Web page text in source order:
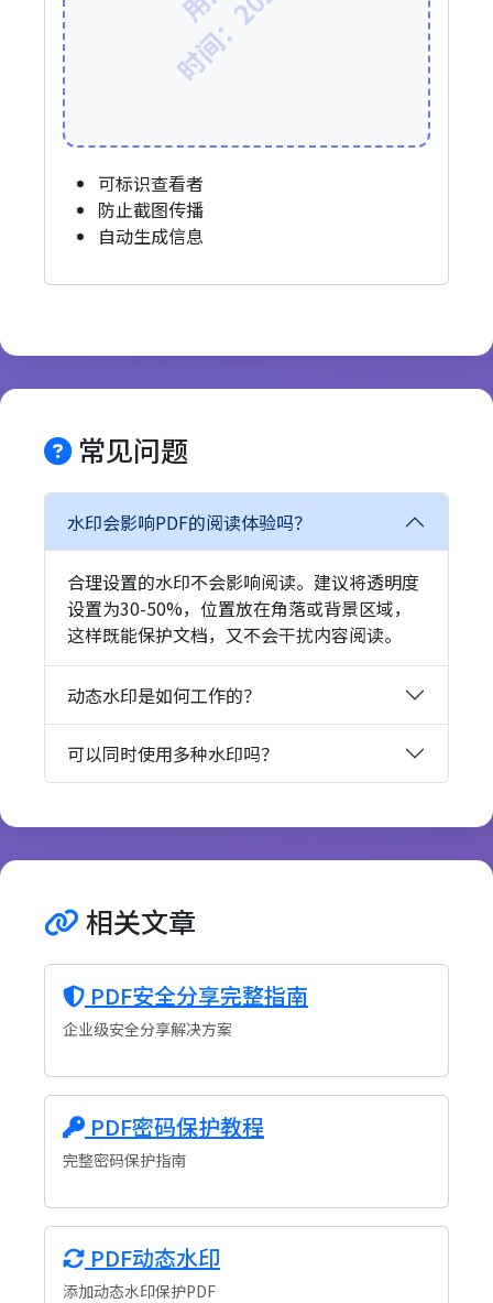
可标识查看者
防止截图传播
自动生成信息
常见问题
水印会影响PDF的阅读体验吗？
合理设置的水印不会影响阅读。建议将透明度
设置为30-50%，位置放在角落或背景区域，
这样既能保护文档，又不会干扰内容阅读。
动态水印是如何工作的？
可以同时使用多种水印吗？
相关文章
PDF安全分享完整指南
企业级安全分享解决方案
PDF密码保护教程
完整密码保护指南
PDF动态水印
添加动态水印保护PDF